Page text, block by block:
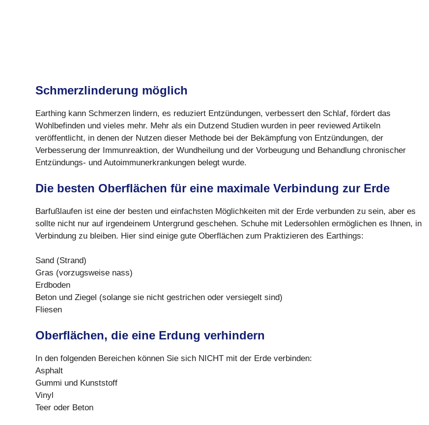
Schmerzlinderung möglich
Earthing kann Schmerzen lindern, es reduziert Entzündungen, verbessert den Schlaf, fördert das
Wohlbefinden und vieles mehr. Mehr als ein Dutzend Studien wurden in peer reviewed Artikeln
veröffentlicht, in denen der Nutzen dieser Methode bei der Bekämpfung von Entzündungen, der
Verbesserung der Immunreaktion, der Wundheilung und der Vorbeugung und Behandlung chronischer
Entzündungs- und Autoimmunerkrankungen belegt wurde.
Die besten Oberflächen für eine maximale Verbindung zur Erde
Barfußlaufen ist eine der besten und einfachsten Möglichkeiten mit der Erde verbunden zu sein, aber es
sollte nicht nur auf irgendeinem Untergrund geschehen. Schuhe mit Ledersohlen ermöglichen es Ihnen, in
Verbindung zu bleiben. Hier sind einige gute Oberflächen zum Praktizieren des Earthings:
Sand (Strand)
Gras (vorzugsweise nass)
Erdboden
Beton und Ziegel (solange sie nicht gestrichen oder versiegelt sind)
Fliesen
Oberflächen, die eine Erdung verhindern
In den folgenden Bereichen können Sie sich NICHT mit der Erde verbinden:
Asphalt
Gummi und Kunststoff
Vinyl
Teer oder Beton